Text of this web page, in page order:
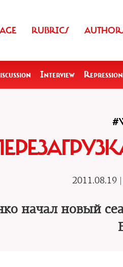
RUBRICS
Interview
2011.08.19 |
начал новый